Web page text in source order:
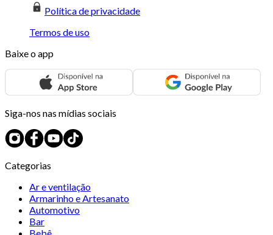
Política de privacidade
Termos de uso
Baixe o app
Siga-nos nas mídias sociais
Categorias
Ar e ventilação
Armarinho e Artesanato
Automotivo
Bar